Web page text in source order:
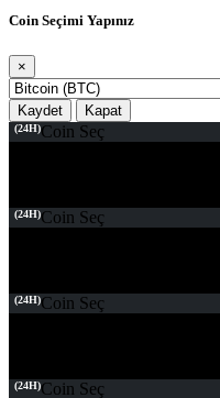
Coin Seçimi Yapınız
×
Kaydet Kapat
(24H)Coin Seç
(24H)Coin Seç
(24H)Coin Seç
(24H)Coin Seç